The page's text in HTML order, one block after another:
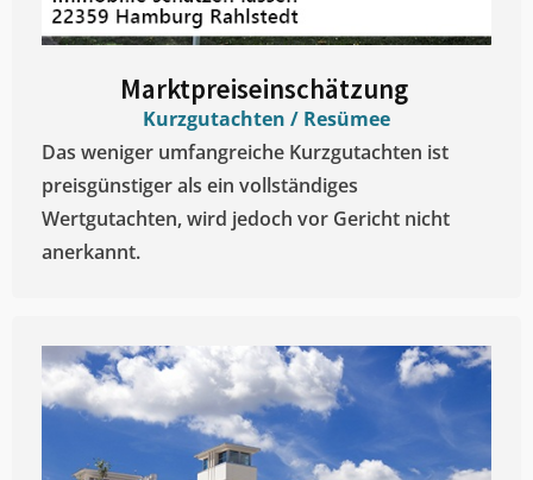
Marktpreiseinschätzung ​
Kurzgutachten / Resümee
Das weniger umfangreiche Kurzgutachten ist
preisgünstiger als ein vollständiges
Wertgutachten, wird jedoch vor Gericht nicht
anerkannt.